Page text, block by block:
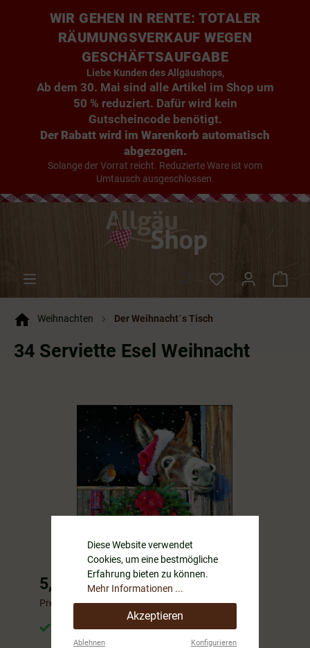
WIR GEHEN IN RENTE: TOTALER
RÄUMUNGSVERKAUF WEGEN
GESCHÄFTSAUFGABE
Liebe Kunden des Allgäushops,
Ab dem 30. Mai sind alle Artikel im Shop um
50 % reduziert. Dafür wird kein
Gutscheincode benötigt.
Der Rabatt wird im Warenkorb automatisch
abgezogen.
Solange der Vorrat reicht. Reduzierte Ware ist vom
Umtausch ausgeschlossen.
Weihnachten Der Weihnacht´s Tisch
34 Serviette Esel Weihnacht
5,99 €*
Preise inkl. MwSt. zzgl. Versandkosten
Sofort verfügbar, Lieferzeit: 5-10 Werktage
Diese Website verwendet
Cookies, um eine bestmögliche
Erfahrung bieten zu können.
Mehr Informationen ...
Akzeptieren
Ablehnen Konfigurieren